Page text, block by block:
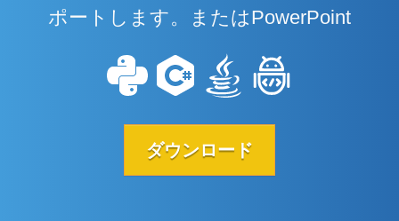
ポートします。またはPowerPoint
ダウンロード